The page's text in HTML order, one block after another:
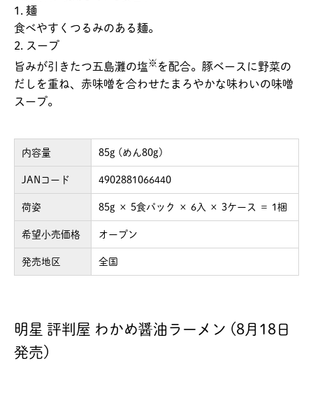
1. 麺
食べやすくつるみのある麺。
2. スープ
旨みが引きたつ五島灘の塩※ を配合。豚ベースに野菜の
だしを重ね、赤味噌を合わせたまろやかな味わいの味噌
スープ。
内容量 85g (めん80g)
JANコード 4902881066440
荷姿 85g × 5食パック × 6入 × 3ケース ＝ 1梱
希望小売価格 オープン
発売地区 全国
明星 評判屋 わかめ醤油ラーメン (8月18日
発売)